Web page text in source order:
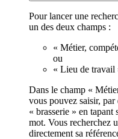
Pour lancer une
un des deux champs :
« Métier,
ou
« Lieu de travail
Dans le champ «
vous pouvez saisir,
« brasserie » en tapant
mot. Vous recherchez
directement sa